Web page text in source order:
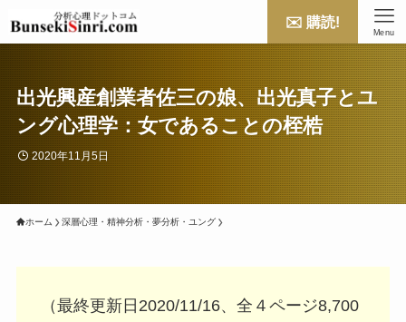
✉️ 購読!
Menu
出光興産創業者佐三の娘、出光真子とユ
ング心理学：女であることの桎梏
2020年11月5日
ホーム 深層心理・精神分析・夢分析・ユング
（最終更新日2020/11/16、全４ページ8,700